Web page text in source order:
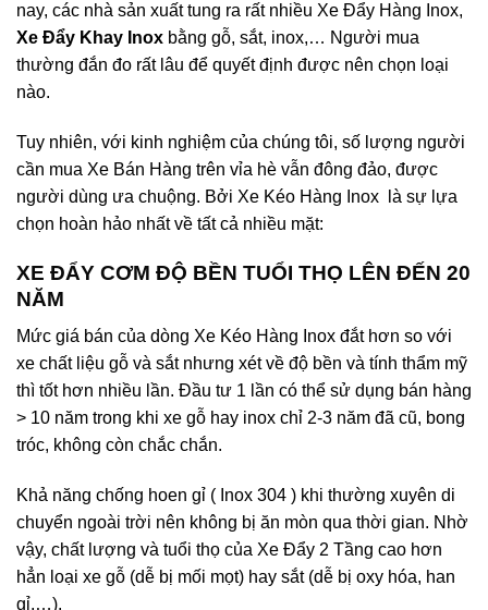
nay, các nhà sản xuất tung ra rất nhiều Xe Đẩy Hàng Inox,
Xe Đẩy Khay Inox bằng gỗ, sắt, inox,… Người mua
thường đắn đo rất lâu để quyết định được nên chọn loại
nào.
Tuy nhiên, với kinh nghiệm của chúng tôi, số lượng người
cần mua Xe Bán Hàng trên vỉa hè vẫn đông đảo, được
người dùng ưa chuộng. Bởi Xe Kéo Hàng Inox là sự lựa
chọn hoàn hảo nhất về tất cả nhiều mặt:
XE ĐẨY CƠM ĐỘ BỀN TUỔI THỌ LÊN ĐẾN 20
NĂM
Mức giá bán của dòng Xe Kéo Hàng Inox đắt hơn so với
xe chất liệu gỗ và sắt nhưng xét về độ bền và tính thẩm mỹ
thì tốt hơn nhiều lần. Đầu tư 1 lần có thể sử dụng bán hàng
> 10 năm trong khi xe gỗ hay inox chỉ 2-3 năm đã cũ, bong
tróc, không còn chắc chắn.
Khả năng chống hoen gỉ ( Inox 304 ) khi thường xuyên di
chuyển ngoài trời nên không bị ăn mòn qua thời gian. Nhờ
vậy, chất lượng và tuổi thọ của Xe Đẩy 2 Tầng cao hơn
hẳn loại xe gỗ (dễ bị mối mọt) hay sắt (dễ bị oxy hóa, han
gỉ,…).